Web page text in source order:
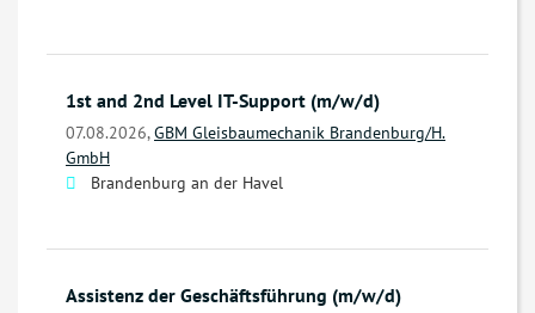
1st and 2nd Level IT-Support (m/w/d)
07.08.2026,GBM Gleisbaumechanik Brandenburg/H.
GmbH
Brandenburg an der Havel
Assistenz der Geschäftsführung (m/w/d)